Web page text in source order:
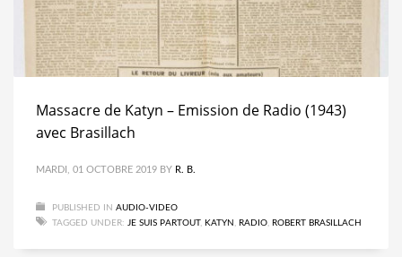
Massacre de Katyn – Emission de Radio (1943)
avec Brasillach
MARDI, 01 OCTOBRE 2019 BY R. B.
PUBLISHED IN AUDIO-VIDEO
TAGGED UNDER: JE SUIS PARTOUT, KATYN RADIO ROBERT BRASILLACH